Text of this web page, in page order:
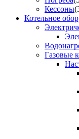
Кессоны
Котельное
Газовые